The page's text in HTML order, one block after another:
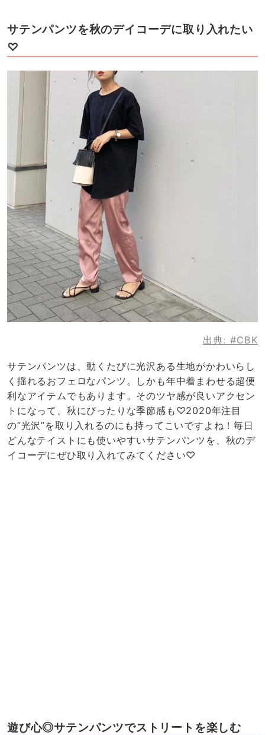
サテンパンツを秋のデイコーデに取り入れたい
♡
出典: #CBK
サテンパンツは、動くたびに光沢ある生地がかわいらし
く揺れるおフェロなパンツ。しかも年中着まわせる超便
利なアイテムでもあります。そのツヤ感が良いアクセン
トになって、秋にぴったりな季節感も♡2020年注目
の”光沢”を取り入れるのにも持ってこいですよね！毎日
どんなテイストにも使いやすいサテンパンツを、秋のデ
イコーデにぜひ取り入れてみてください♡
遊び心◎サテンパンツでストリートを楽しむ